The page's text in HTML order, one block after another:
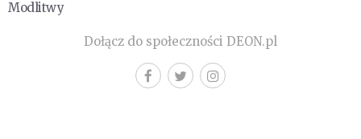
Modlitwy
Dołącz do społeczności DEON.pl